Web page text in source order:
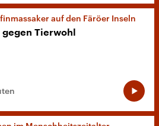
auf den Färöer Inseln
Tierwohl